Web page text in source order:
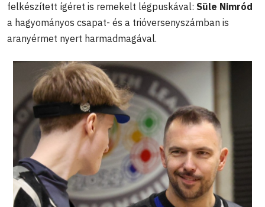
felkészített ígéret is remekelt légpuskával: Süle Nimród
a hagyományos csapat- és a trióversenyszámban is
aranyérmet nyert harmadmagával.